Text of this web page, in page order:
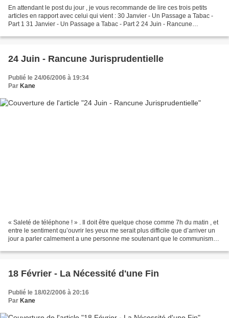
En attendant le post du jour , je vous recommande de lire ces trois petits
articles en rapport avec celui qui vient : 30 Janvier - Un Passage a Tabac -
Part 1 31 Janvier - Un Passage a Tabac - Part 2 24 Juin - Rancune
24 Juin - Rancune Jurisprudentielle
Publié le 24/06/2006 à 19:34
Par Kane
« Saleté de téléphone ! » . Il doit être quelque chose comme 7h du matin , et
entre le sentiment qu’ouvrir les yeux me serait plus difficile que d’arriver un
jour a parler calmement a une personne me soutenant que le communisme
18 Février - La Nécessité d'une Fin
Publié le 18/02/2006 à 20:16
Par Kane